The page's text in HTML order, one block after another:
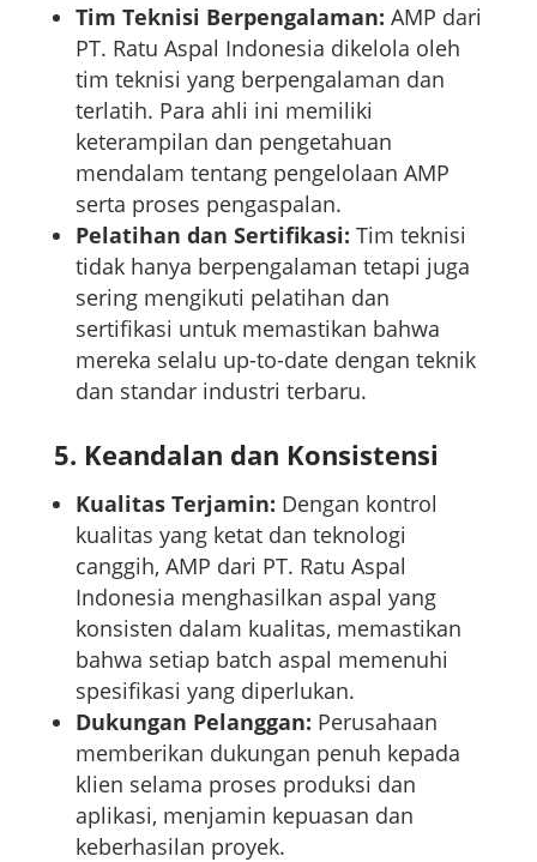
Tim Teknisi Berpengalaman: AMP dari
PT. Ratu Aspal Indonesia dikelola oleh
tim teknisi yang berpengalaman dan
terlatih. Para ahli ini memiliki
keterampilan dan pengetahuan
mendalam tentang pengelolaan AMP
serta proses pengaspalan.
Pelatihan dan Sertifikasi: Tim teknisi
tidak hanya berpengalaman tetapi juga
sering mengikuti pelatihan dan
sertifikasi untuk memastikan bahwa
mereka selalu up-to-date dengan teknik
dan standar industri terbaru.
5. Keandalan dan Konsistensi
Kualitas Terjamin: Dengan kontrol
kualitas yang ketat dan teknologi
canggih, AMP dari PT. Ratu Aspal
Indonesia menghasilkan aspal yang
konsisten dalam kualitas, memastikan
bahwa setiap batch aspal memenuhi
spesifikasi yang diperlukan.
Dukungan Pelanggan: Perusahaan
memberikan dukungan penuh kepada
klien selama proses produksi dan
aplikasi, menjamin kepuasan dan
keberhasilan proyek.